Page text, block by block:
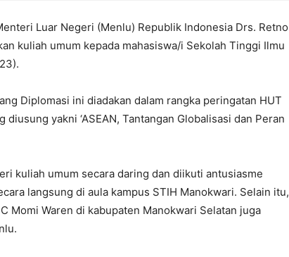
Luar Negeri (Menlu) Republik Indonesia Drs. Retno
kuliah umum kepada mahasiswa/i Sekolah Tinggi Ilmu
Diplomasi ini diadakan dalam rangka peringatan HUT
yakni ‘ASEAN, Tantangan Globalisasi dan Peran
kuliah umum secara daring dan diikuti antusiasme
langsung di aula kampus STIH Manokwari. Selain itu,
Momi Waren di kabupaten Manokwari Selatan juga